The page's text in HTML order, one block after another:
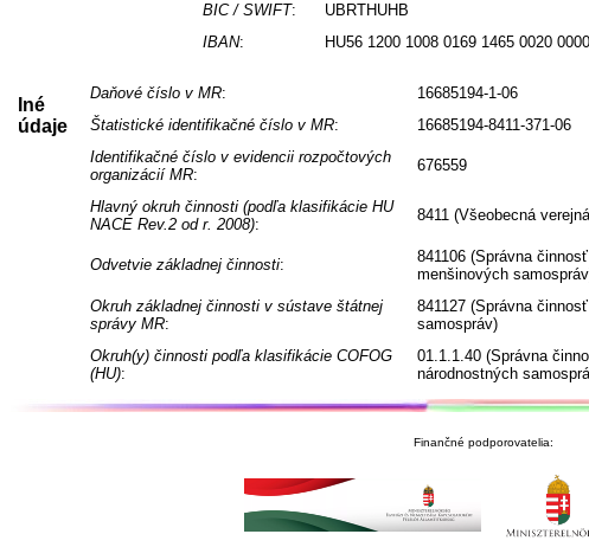
BIC / SWIFT:
UBRTHUHB
IBAN: HU56 1200 1008 0169 1465 0020 0000
Iné
údaje
Daňové číslo v MR:
16685194-1-06
Štatistické identifikačné číslo v MR:
16685194-8411-371-06
Identifikačné číslo v evidencii rozpočtových
organizácií MR:
676559
Hlavný okruh činnosti (podľa klasifikácie HU
NACE Rev.2 od r. 2008):
8411 (Všeobecná
Odvetvie základnej činnosti:
841106 (Správna
menšinových
Okruh základnej činnosti v sústave štátnej
správy MR:
841127 (Správna
samospráv)
Okruh(y) činnosti podľa klasifikácie COFOG
(HU):
01.1.1.40 (Správna
národnostných
Finančné podporovatelia: